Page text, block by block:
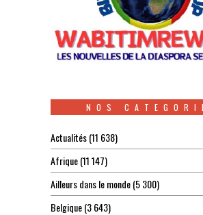
NOS
Actualités(11 638)
Afrique(11 147)
Ailleurs dans le monde(5 300)
Belgique(3 643)